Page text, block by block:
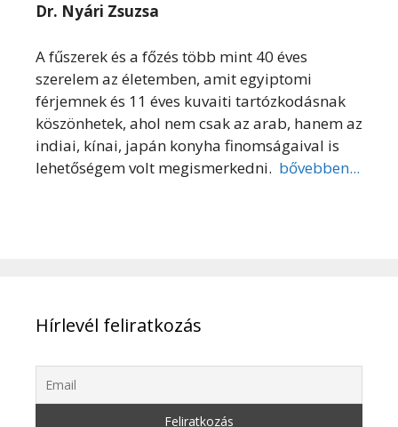
Dr. Nyári Zsuzsa
A fűszerek és a főzés több mint 40 éves
szerelem az életemben, amit egyiptomi
férjemnek és 11 éves kuvaiti tartózkodásnak
köszönhetek, ahol nem csak az arab, hanem az
indiai, kínai, japán konyha finomságaival is
lehetőségem volt megismerkedni. bővebben...
Hírlevél feliratkozás